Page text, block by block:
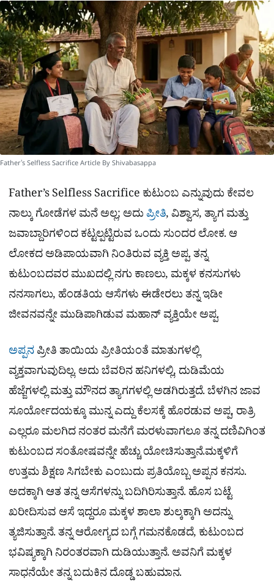
p
p
o
k
a
a
r
e
Father's Selfless Sacrifice Article By Shivabasappa
Father’s Selfless Sacrifice ಕುಟುಂಬ ಎನ್ನುವುದು ಕೇವಲ
ನಾಲ್ಕು ಗೋಡೆಗಳ ಮನೆ ಅಲ್ಲ; ಅದು ಪ್ರೀತಿ, ವಿಶ್ವಾಸ, ತ್ಯಾಗ ಮತ್ತು
ಜವಾಬ್ದಾರಿಗಳಿಂದ ಕಟ್ಟಲ್ಪಟ್ಟಿರುವ ಒಂದು ಸುಂದರ ಲೋಕ. ಆ
ಲೋಕದ ಅಡಿಪಾಯವಾಗಿ ನಿಂತಿರುವ ವ್ಯಕ್ತಿ ಅಪ್ಪ. ತನ್ನ
ಕುಟುಂಬದವರ ಮುಖದಲ್ಲಿ ನಗು ಕಾಣಲು, ಮಕ್ಕಳ ಕನಸುಗಳು
ನನಸಾಗಲು, ಹೆಂಡತಿಯ ಆಸೆಗಳು ಈಡೇರಲು ತನ್ನ ಇಡೀ
ಜೀವನವನ್ನೇ ಮುಡಿಪಾಗಿಡುವ ಮಹಾನ್ ವ್ಯಕ್ತಿಯೇ ಅಪ್ಪ.
ಅಪ್ಪನಪ್ರೀತಿ ತಾಯಿಯ ಪ್ರೀತಿಯಂತೆ ಮಾತುಗಳಲ್ಲಿ
ವ್ಯಕ್ತವಾಗುವುದಿಲ್ಲ. ಅದು ಬೆವರಿನ ಹನಿಗಳಲ್ಲಿ, ದುಡಿಮೆಯ
ಹೆಜ್ಜೆಗಳಲ್ಲಿ ಮತ್ತು ಮೌನದ ತ್ಯಾಗಗಳಲ್ಲಿ ಅಡಗಿರುತ್ತದೆ. ಬೆಳಗಿನ ಜಾವ
ಸೂರ್ಯೋದಯಕ್ಕೂ ಮುನ್ನ ಎದ್ದು ಕೆಲಸಕ್ಕೆ ಹೊರಡುವ ಅಪ್ಪ, ರಾತ್ರಿ
ಎಲ್ಲರೂ ಮಲಗಿದ ನಂತರ ಮನೆಗೆ ಮರಳುವಾಗಲೂ ತನ್ನ ದಣಿವಿಗಿಂತ
ಕುಟುಂಬದ ಸಂತೋಷವನ್ನೇ ಹೆಚ್ಚು ಯೋಚಿಸುತ್ತಾನೆ.ಮಕ್ಕಳಿಗೆ
ಉತ್ತಮ ಶಿಕ್ಷಣ ಸಿಗಬೇಕು ಎಂಬುದು ಪ್ರತಿಯೊಬ್ಬ ಅಪ್ಪನ ಕನಸು.
ಅದಕ್ಕಾಗಿ ಆತ ತನ್ನ ಆಸೆಗಳನ್ನು ಬದಿಗಿರಿಸುತ್ತಾನೆ. ಹೊಸ ಬಟ್ಟೆ
ಖರೀದಿಸುವ ಆಸೆ ಇದ್ದರೂ ಮಕ್ಕಳ ಶಾಲಾ ಶುಲ್ಕಕ್ಕಾಗಿ ಅದನ್ನು
ತ್ಯಜಿಸುತ್ತಾನೆ. ತನ್ನ ಆರೋಗ್ಯದ ಬಗ್ಗೆ ಗಮನಕೊಡದೆ, ಕುಟುಂಬದ
ಭವಿಷ್ಯಕ್ಕಾಗಿ ನಿರಂತರವಾಗಿ ದುಡಿಯುತ್ತಾನೆ. ಅವನಿಗೆ ಮಕ್ಕಳ
ಸಾಧನೆಯೇ ತನ್ನ ಬದುಕಿನ ದೊಡ್ಡ ಬಹುಮಾನ.